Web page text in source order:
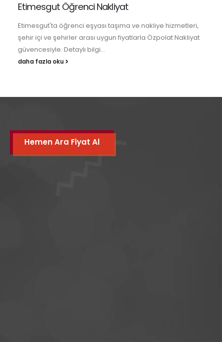
Etimesgut Öğrenci Nakliyat
Etimesgut'ta öğrenci eşyası taşıma ve nakliye hizmetleri,
şehir içi ve şehirler arası uygun fiyatlarla Özpolat Nakliyat
güvencesiyle. Detaylı bilgi...
daha fazla oku
Hemen Ara Fiyat Al